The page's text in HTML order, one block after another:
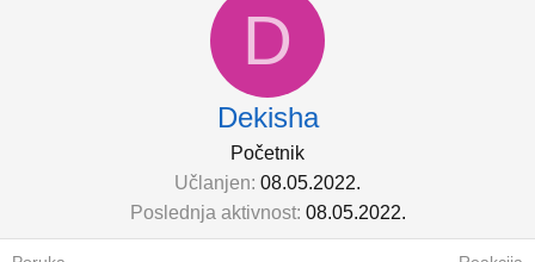
D
Dekisha
Početnik
Učlanjen 08.05.2022.
Poslednja aktivnost 08.05.2022.